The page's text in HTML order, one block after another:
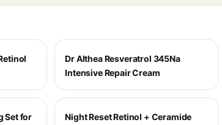
Dr Althea Resveratrol 345Na
Intensive Repair Cream
Set for
Night Reset Retinol + Ceramide